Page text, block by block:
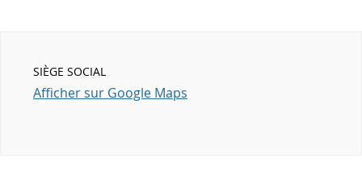
SIÈGE SOCIAL
Afficher sur Google Maps